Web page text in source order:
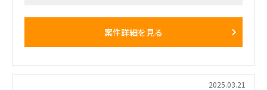
・プロジェクト名 ：トラッキング光無線 PJにおける研究開発
案件詳細を見る
2025.03.21